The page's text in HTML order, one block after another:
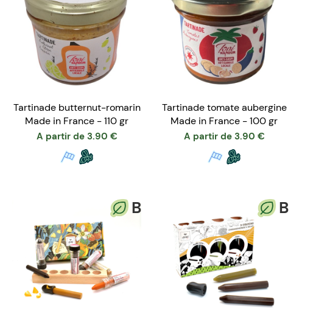
Tartinade butternut-romarin
Made in France - 110 gr
A partir de 3.90 €
Tartinade tomate aubergine
Made in France - 100 gr
A partir de 3.90 €
B B